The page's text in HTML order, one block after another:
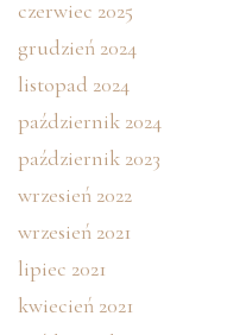
czerwiec 2025
grudzień 2024
listopad 2024
październik 2024
październik 2023
wrzesień 2022
wrzesień 2021
lipiec 2021
kwiecień 2021